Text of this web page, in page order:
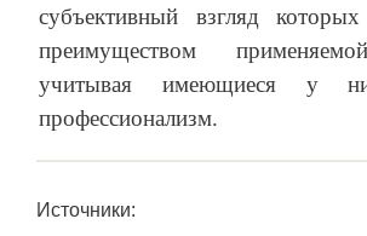
субъективный взгляд
преимуществом
учитывая имеющиеся у
профессионализм.
Источники: